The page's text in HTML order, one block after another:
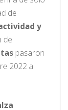
de
y
de
pasaron
2022 a